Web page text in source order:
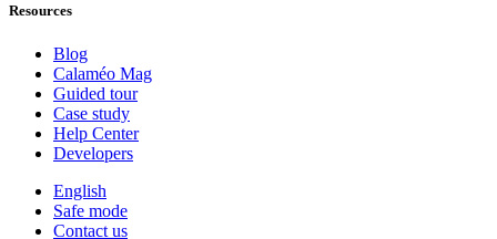
Resources
Blog
Calaméo Mag
Guided tour
Case study
Help Center
Developers
English
Safe mode
Contact us